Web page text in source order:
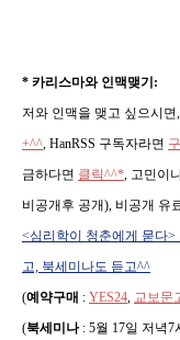
* 카리스마와 인맥맺기:
저와 인맥을 맺고 싶으시
+^^, HanRSS 구독자라면
금하다면 클릭^^*, 고민이
비공개후 공개), 비공개 유
<심리학이 청춘에게 묻다
고, 북세미나도 듣고^^
(예약구매 : YES24, 교보문
(북세미나: 5월 17일 저녁7